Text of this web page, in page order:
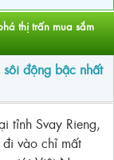
thị trấn mua sắm
động bậc nhất
tỉnh Svay Rieng,
đi vào chỉ mất